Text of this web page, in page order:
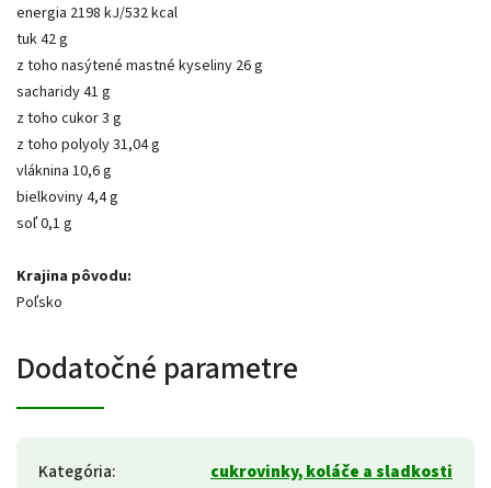
energia 2198 kJ/532 kcal
tuk 42 g
z toho nasýtené mastné kyseliny 26 g
sacharidy 41 g
z toho cukor 3 g
z toho polyoly 31,04 g
vláknina 10,6 g
bielkoviny 4,4 g
soľ 0,1 g
Krajina pôvodu:
Poľsko
Dodatočné parametre
Kategória:
cukrovinky, koláče a sladkosti